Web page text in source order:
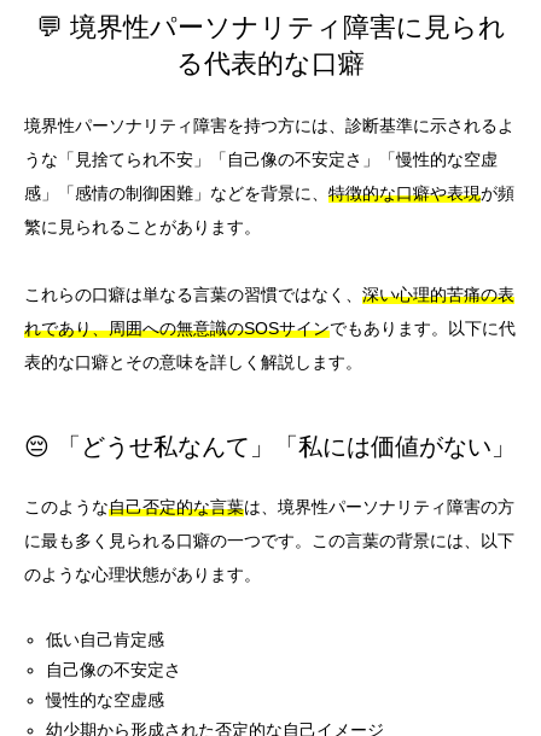
💬 境界性パーソナリティ障害に見られ
る代表的な口癖
境界性パーソナリティ障害を持つ方には、診断基準に示されるよ
うな「見捨てられ不安」「自己像の不安定さ」「慢性的な空虚
感」「感情の制御困難」などを背景に、 特徴的な口癖や表現が頻
繁に見られることがあります。
これらの口癖は単なる言葉の習慣ではなく、 深い心理的苦痛の表
れであり、周囲への無意識のSOSサインでもあります。以下に代
表的な口癖とその意味を詳しく解説します。
😔 「どうせ私なんて」「私には価値がない」
このような自己否定的な言葉は、境界性パーソナリティ障害の方
に最も多く見られる口癖の一つです。この言葉の背景には、以下
のような心理状態があります。
低い自己肯定感
自己像の不安定さ
慢性的な空虚感
幼少期から形成された否定的な自己イメージ